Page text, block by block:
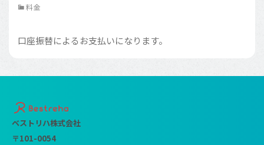
料金
口座振替によるお支払いになります。
ベストリハ株式会社
〒101-0054